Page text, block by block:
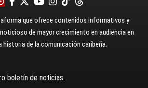
que ofrece contenidos informativos y
de mayor crecimiento en audiencia en
historia de la comunicación caribeña.
boletín de noticias.